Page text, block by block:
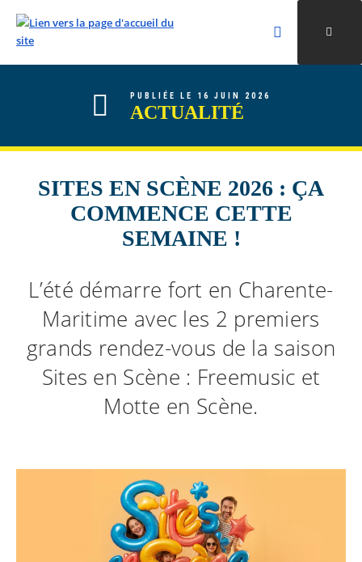
ALLER AU CONTENU
ALLER AU MENU
ALLER À LA RECHERCHE
Rechercher
Valider la
PUBLIÉE LE 16 JUIN 2026
ACTUALITÉ
SITES EN SCÈNE 2026 : ÇA
COMMENCE CETTE
SEMAINE !
L’été démarre fort en Charente-
Maritime avec les 2 premiers
grands rendez-vous de la saison
Sites en Scène : Freemusic et
Motte en Scène.